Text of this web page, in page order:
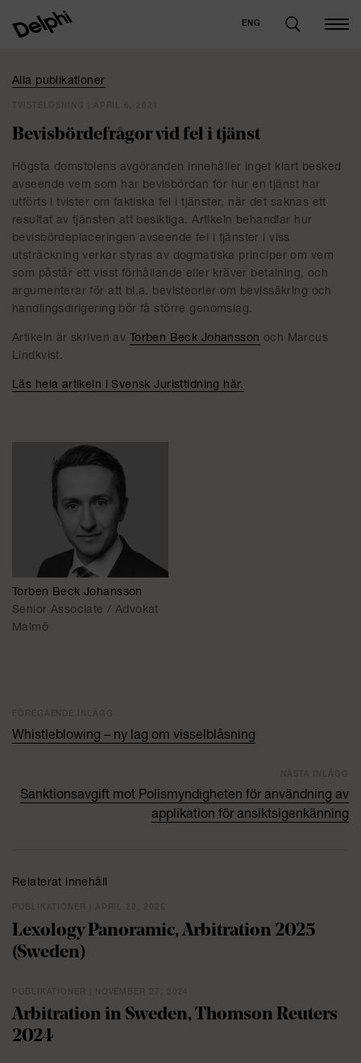
ENG
Alla publikationer
Bevisbördefrågor vid fel i tjänst
Högsta domstolens avgöranden innehåller inget klart besked
avseende vem som har bevisbördan för hur en tjänst har
utförts i tvister om faktiska fel i tjänster, när det saknas ett
resultat av tjänsten att besiktiga. Artikeln behandlar hur
bevisbördeplaceringen avseende fel i tjänster i viss
utsträckning verkar styras av dogmatiska principer om vem
som påstår ett visst förhållande eller kräver betalning, och
argumenterar för att bl.a. bevisteorier om bevissäkring och
handlingsdirigering bör få större genomslag.
Artikeln är skriven av Torben Beck Johansson och Marcus
Lindkvist.
Läs hela artikeln i Svensk Juristtidning här.
Torben Beck Johansson
Senior Associate / Advokat
Malmö
Whistleblowing – ny lag om visselblåsning
Sanktionsavgift mot Polismyndigheten för användning av
applikation för ansiktsigenkänning
Relaterat innehåll
Lexology Panoramic, Arbitration 2025
(Sweden)
Arbitration in Sweden, Thomson Reuters
2024